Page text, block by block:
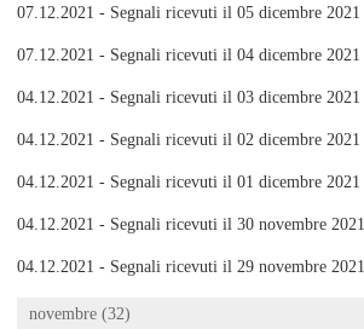
07.12.2021 - Segnali ricevuti il 05 dicembre 2021
07.12.2021 - Segnali ricevuti il 04 dicembre 2021
04.12.2021 - Segnali ricevuti il 03 dicembre 2021
04.12.2021 - Segnali ricevuti il 02 dicembre 2021
04.12.2021 - Segnali ricevuti il 01 dicembre 2021
04.12.2021 - Segnali ricevuti il 30 novembre 2021
04.12.2021 - Segnali ricevuti il 29 novembre 2021
novembre (32)